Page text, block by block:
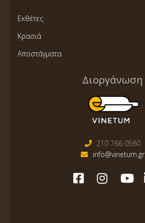
Εκθέτες
Κρασιά
Αποστάγματα
Διοργάνωση
210 766 0560
info@vinetum.gr